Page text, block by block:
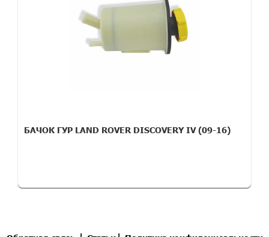
БАЧОК ГУР LAND ROVER DISCOVERY IV (09-16)